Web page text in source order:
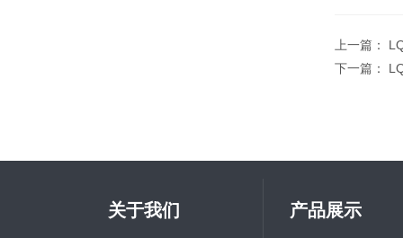
上一篇：
下一篇：
关于我们 产品展示